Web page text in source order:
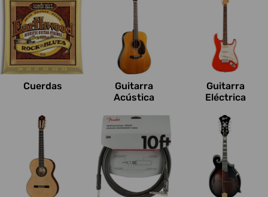
Cuerdas
Guitarra
Acústica
Guitarra
Eléctrica